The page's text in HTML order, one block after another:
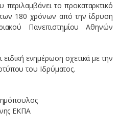
το προκαταρκτικό
180 χρόνων από την ίδρυση
Πανεπιστημίου Αθηνών
ενημέρωση σχετικά με την
του Ιδρύματος.
ΕΚΠΑ